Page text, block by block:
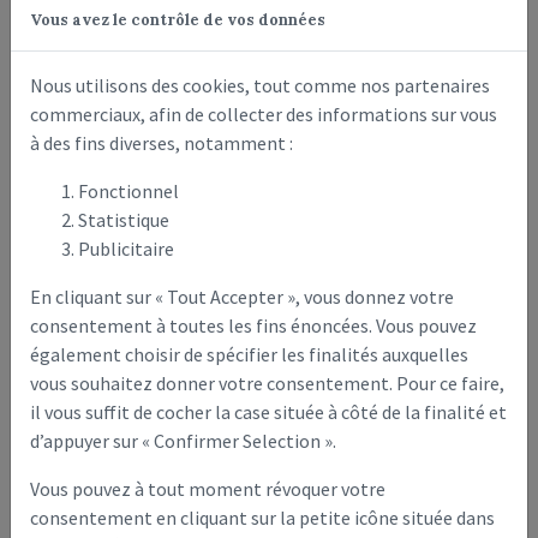
Vous avez le contrôle de vos données
Nous utilisons des cookies, tout comme nos partenaires
commerciaux, afin de collecter des informations sur vous
à des fins diverses, notamment :
Fonctionnel
Statistique
Publicitaire
En cliquant sur « Tout Accepter », vous donnez votre
consentement à toutes les fins énoncées. Vous pouvez
également choisir de spécifier les finalités auxquelles
vous souhaitez donner votre consentement. Pour ce faire,
il vous suffit de cocher la case située à côté de la finalité et
d’appuyer sur « Confirmer Selection ».
Vous pouvez à tout moment révoquer votre
consentement en cliquant sur la petite icône située dans
Samedi 16 mai : Concours de Pétanque pour tous (La Vigne)
Dimanche 31 mai : Concours de Pétanque adhérent (La Vigne)
Dimanche 31 mai : Vente de Rose pour la fête des mères avec
Les petits écoliers (Place du marché)
du marché)
Samedi 06 juin : Fête des Petits écoliers (Parc de la
Dimanche 07 juin : Trail du pays de l’Ourcq (Place du
Champivert)
Samedi 13 juin : Concours de Pétanque pour tous (La Vigne)
Samedi 20, Dimanche 21 juin et Lundi 22 juin : Fête patronale
+ fête de la musique
Dimanche 28 juin : Concours de Pétanque adhérent (La Vigne)